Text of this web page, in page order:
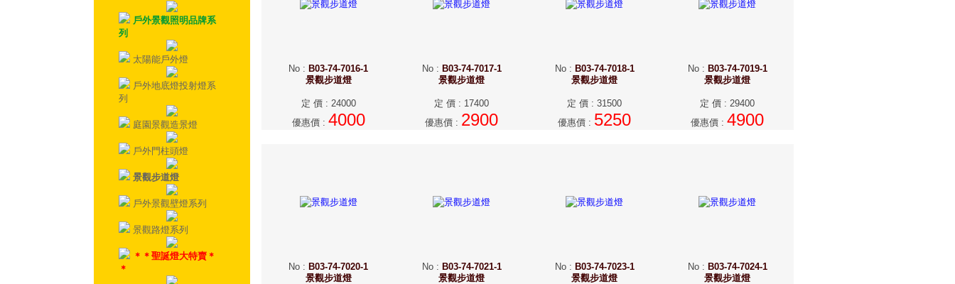
戶外景觀照明品牌系
列
太陽能戶外燈
戶外地底燈投射燈系
列
庭園景觀造景燈
戶外門柱頭燈
景觀步道燈
戶外景觀壁燈系列
景觀路燈系列
＊＊聖誕燈大特賣＊
＊
No : B03-74-7016-1
景觀步道燈
定 價: 24000
優惠價: 4000
No: B03-74-7017-1
景觀步道燈
定 價 : 17400
優惠價 : 2900
No: B03-74-7018-1
景觀步道燈
定 價 : 31500
優惠價 : 5250
No: B03-74-7019-1
景觀步道燈
定 價 : 29400
優惠價 : 4900
No : B03-74-7020-1
景觀步道燈
No: B03-74-7021-1
景觀步道燈
No: B03-74-7023-1
景觀步道燈
No: B03-74-7024-1
景觀步道燈